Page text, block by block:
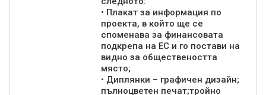
• Плакат за информация по
проекта, в който ще се
споменава за финансовата
подкрепа на ЕС и го постави на
видно за обществеността
място;
• Диплянки – графичен дизайн;
пълноцветен печат;тройно